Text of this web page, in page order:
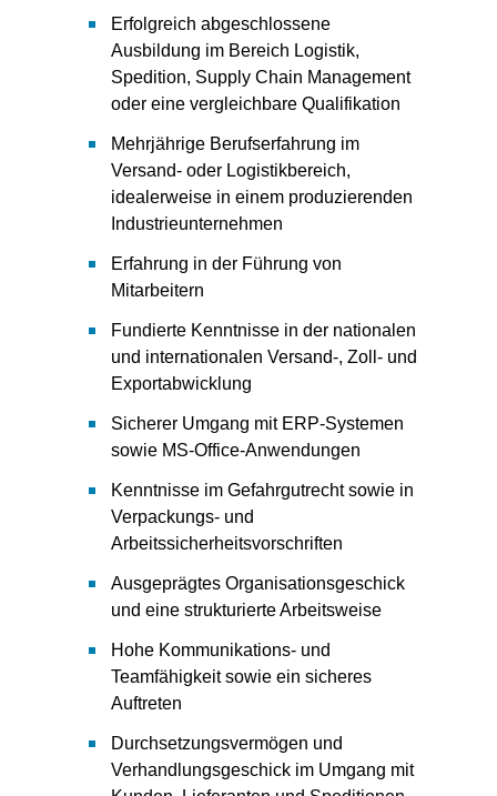
Erfolgreich abgeschlossene
Ausbildung im Bereich Logistik,
Spedition, Supply Chain Management
oder eine vergleichbare Qualifikation
Mehrjährige Berufserfahrung im
Versand- oder Logistikbereich,
idealerweise in einem produzierenden
Industrieunternehmen
Erfahrung in der Führung von
Mitarbeitern
Fundierte Kenntnisse in der nationalen
und internationalen Versand-, Zoll- und
Exportabwicklung
Sicherer Umgang mit ERP-Systemen
sowie MS-Office-Anwendungen
Kenntnisse im Gefahrgutrecht sowie in
Verpackungs- und
Arbeitssicherheitsvorschriften
Ausgeprägtes Organisationsgeschick
und eine strukturierte Arbeitsweise
Hohe Kommunikations- und
Teamfähigkeit sowie ein sicheres
Auftreten
Durchsetzungsvermögen und
Verhandlungsgeschick im Umgang mit